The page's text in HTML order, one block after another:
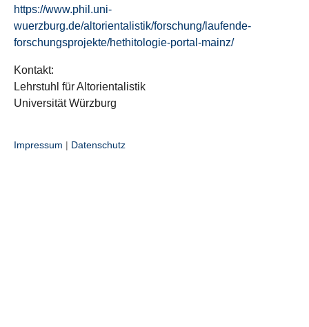
https://www.phil.uni-
wuerzburg.de/altorientalistik/forschung/laufende-
forschungsprojekte/hethitologie-portal-mainz/
Kontakt:
Lehrstuhl für Altorientalistik
Universität Würzburg
Impressum | Datenschutz